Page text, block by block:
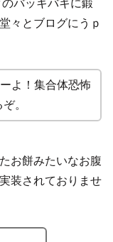
バッキバキに鍛
々とブログにうｐ
よ！集合体恐怖
。
お餅みたいなお腹
装されておりませ